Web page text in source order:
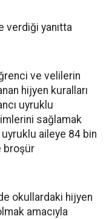
verdiği yanıtta
ve velilerin
hijyen kuralları
uyruklu
sağlamak
uyruklu aileye 84 bin
broşür
okullardaki hijyen
amacıyla